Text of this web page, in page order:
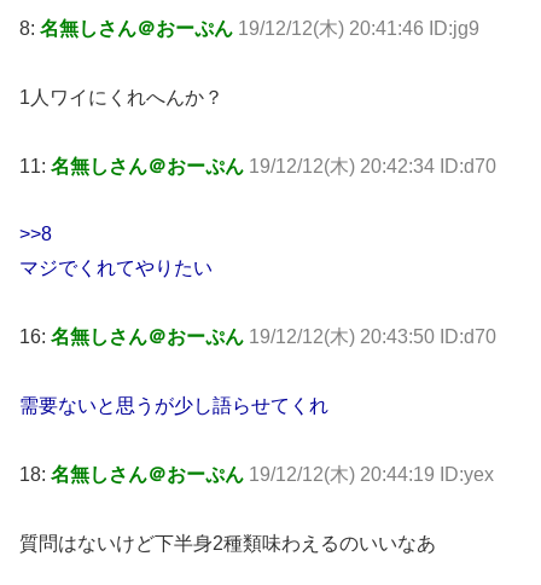
8: 名無しさん＠おーぷん 19/12/12(木) 20:41:46 ID:jg9
1人ワイにくれへんか？
11: 名無しさん＠おーぷん 19/12/12(木) 20:42:34 ID:d70
>>8
マジでくれてやりたい
16: 名無しさん＠おーぷん 19/12/12(木) 20:43:50 ID:d70
需要ないと思うが少し語らせてくれ
18: 名無しさん＠おーぷん 19/12/12(木) 20:44:19 ID:yex
質問はないけど下半身2種類味わえるのいいなあ